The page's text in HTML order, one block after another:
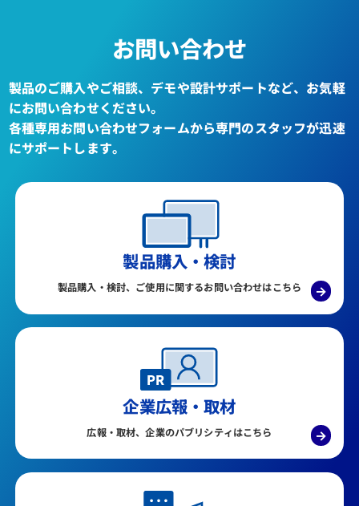
お問い合わせ
製品のご購入やご相談、デモや設計サポートなど、お気軽
にお問い合わせください。
各種専用お問い合わせフォームから専門のスタッフが迅速
にサポートします。
製品購入・検討
製品購入・検討、ご使用に関するお問い合わせはこちら →
企業広報・取材
広報・取材、企業のパブリシティはこちら →